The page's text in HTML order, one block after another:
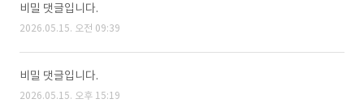
비밀 댓글입니다.
2026.05.15. 오전 09:39
비밀 댓글입니다.
2026.05.15. 오후 15:19